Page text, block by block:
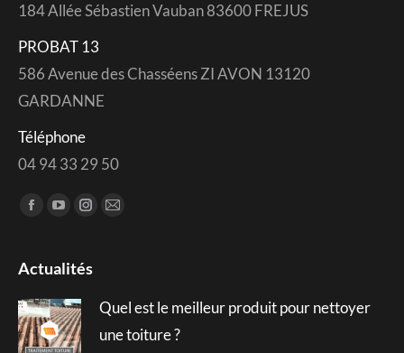
184 Allée Sébastien Vauban 83600 FREJUS
PROBAT 13
586 Avenue des Chasséens ZI AVON 13120
GARDANNE
Téléphone
04 94 33 29 50
Trouvez nous sur :
Facebook
opens
new
window
YouTube
opens
new
window
Instagram
opens
new
window
Mail
new
window
Actualités
Quel est le meilleur produit pour nettoyer
une toiture ?